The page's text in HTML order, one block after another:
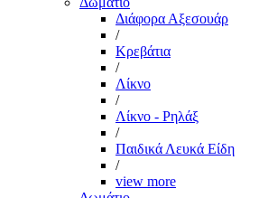
Διάφορα Αξεσουάρ
/
Κρεβάτια
/
Λίκνο
/
Λίκνο - Ρηλάξ
/
Παιδικά Λευκά Είδη
/
view more